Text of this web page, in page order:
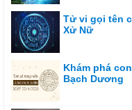
Tử vi gọi tên
Xử Nữ
Khám phá
Bạch Dương